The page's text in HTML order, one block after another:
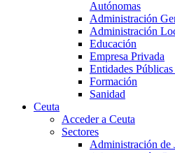
Autónomas
Administración
Administración
Educación
Empresa Privada
Entidades Públicas
Formación
Sanidad
Ceuta
Acceder a Ceuta
Sectores
Administración de